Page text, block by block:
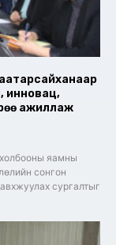
инновац,
ажиллаж
яамны
сонгон
сургалтыг